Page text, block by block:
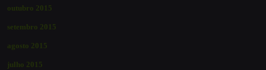
outubro 2015
setembro 2015
agosto 2015
julho 2015